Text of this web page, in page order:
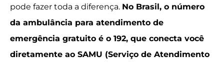
pode fazer toda a diferença. No Brasil, o número
da ambulância para atendimento de
emergência gratuito é o 192, que conecta você
diretamente ao SAMU (Serviço de Atendimento